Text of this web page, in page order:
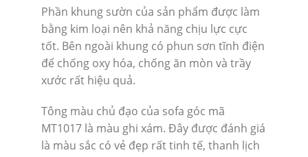
Phần khung sườn của sản phẩm được làm
bằng kim loại nên khả năng chịu lực cực
tốt. Bên ngoài khung có phun sơn tĩnh điện
để chống oxy hóa, chống ăn mòn và trầy
xước rất hiệu quả.
Tông màu chủ đạo của sofa góc mã
MT1017 là màu ghi xám. Đây được đánh giá
là màu sắc có vẻ đẹp rất tinh tế, thanh lịch